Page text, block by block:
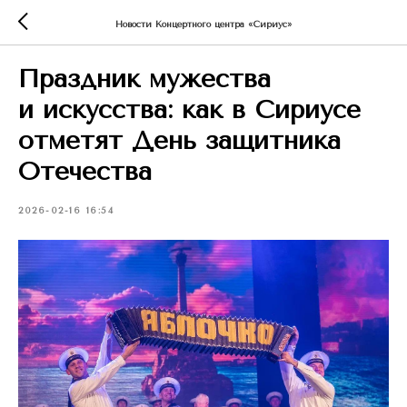
Новости Концертного центра «Сириус»
Праздник мужества
и искусства: как в Сириусе
отметят День защитника
Отечества
2026-02-16 16:54